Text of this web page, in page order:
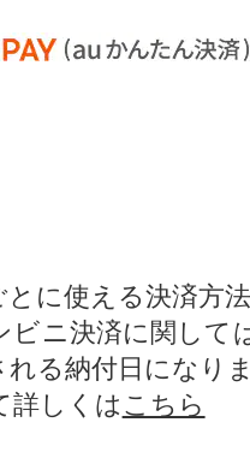
に使える決済方
ビニ決済に関して
れる納付日になり
詳しくは こちら